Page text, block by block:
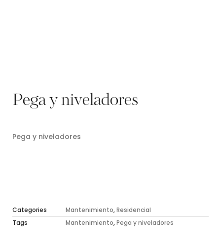
Pega y niveladores
Pega y niveladores
Categories Mantenimiento,Residencial
Tags
Mantenimiento,Pega y niveladores